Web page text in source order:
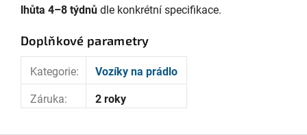
lhůta 4–8 týdnů dle konkrétní specifikace.
Doplňkové parametry
Kategorie: Vozíky na prádlo
Záruka: 2 roky